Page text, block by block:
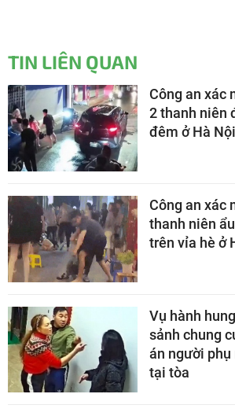
TIN LIÊN QUAN
Công an xác
2 thanh niên
đêm ở Hà Nội
Công an xác
thanh niên
trên vỉa hè ở
Vụ hành
sảnh chung
án người phụ
tại tòa